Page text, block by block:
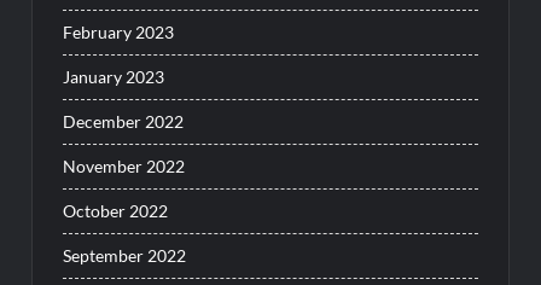
February 2023
January 2023
December 2022
November 2022
October 2022
September 2022